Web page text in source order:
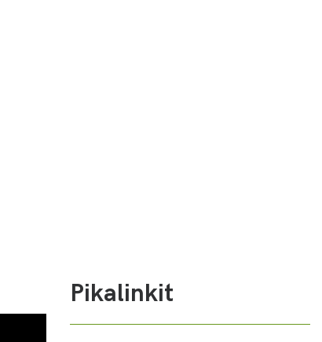
Pikalinkit